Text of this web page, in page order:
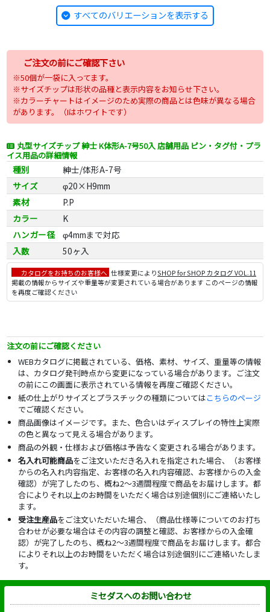
すべてのバリエーションを表示する
ご注文の前にご確認下さい
※50個が一袋に入ってます。
※サイズチップは形状の品種と表示内容をお知らせ下さい。
※カラーチャートはイメージのため実際の商品とは色味が異なる場合
があります。（Iはホワイトです）
丸型サイズチップ 紳士 K体形A-7号50入 店舗用品 ピン・タグ付・プラ
イス用品の詳細情報
種別
紳士/体形A-7号
サイズ
φ20×H9mm
素材
P.P
カラー
K
ハンガー径
φ4mmまで対応
入数
50ヶ入
カタログをお持ちのお客様へ 仕様変更によりSHOP for SHOP カタログ VOL.11
掲載の情報からサイズや重量等が変更されている場合があります このページの情報
を再度ご確認ください
注文の前にご確認ください
WEBカタログに掲載されている、価格、素材、サイズ、重量等の情報
は、カタログ発刊時点から変更になっている場合があります。ご注文
の前にこの画面に表示されている情報を再度ご確認ください。
紙の仕上がりサイズとプラスチックの種類についてはこちらのページ
でご確認ください。
商品画像はイメージです。また、色合いはディスプレイの特性上実際
の色と異なって見える場合があります。
商品の外観・仕様および価格は予告なく変更される場合があります。
名入れ可能商品をご注文いただき名入れを指定された場合、（お客様
からの名入れ内容指定、お客様の名入れ内容確認、お客様からの入金
確認）が完了したのち、概ね2～3週間程度で商品をお届けします。都
合によりそれ以上のお時間をいただく場合は別途個別にご連絡いたし
ます。
受注生産品をご注文いただいた場合、（商品仕様等についてのお打ち
合わせが必要な場合はその内容の調整と確認、お客様からの入金確
認）が完了したのち、概ね2～3週間程度で商品をお届けします。都合
によりそれ以上のお時間をいただく場合は別途個別にご連絡いたしま
す。
ミセダスへのお問い合わせ